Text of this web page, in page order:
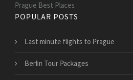
Prague Best Places
POPULAR POSTS
Last minute flights to Prague
Berlin Tour Packages